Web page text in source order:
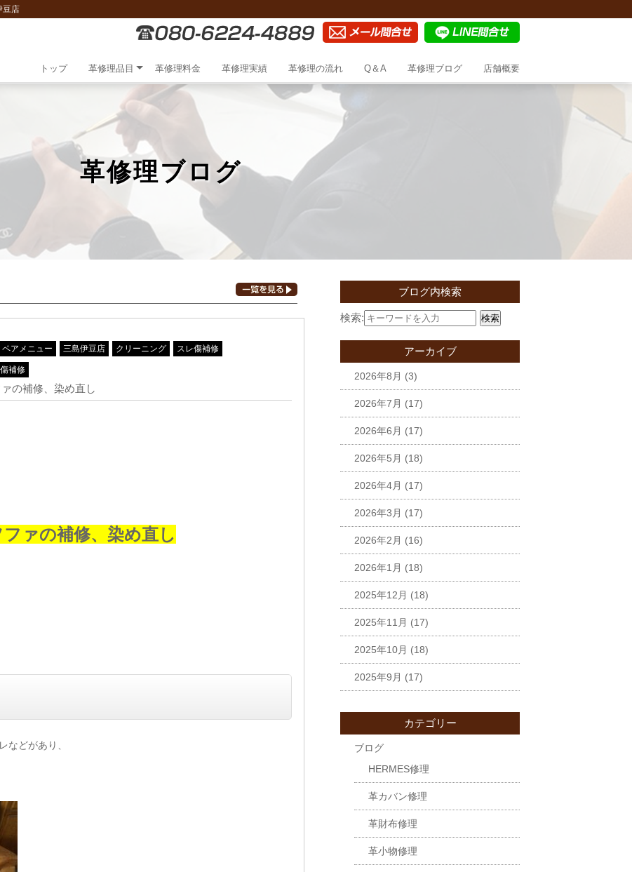
豆店
トップ 革修理品目 革修理料金 革修理実績 革修理の流れ Q＆A 革修理ブログ 店舗概要
革修理ブログ
ペアメニュー 三島伊豆店 クリーニング スレ傷補修
補修
の補修、染め直し
ァの補修、染め直し
などがあり、
ブログ内検索
検索: 検索
アーカイブ
2026年8月 (3)
2026年7月 (17)
2026年6月 (17)
2026年5月 (18)
2026年4月 (17)
2026年3月 (17)
2026年2月 (16)
2026年1月 (18)
2025年12月 (18)
2025年11月 (17)
2025年10月 (18)
2025年9月 (17)
カテゴリー
ブログ
HERMES修理
革カバン修理
革財布修理
革小物修理